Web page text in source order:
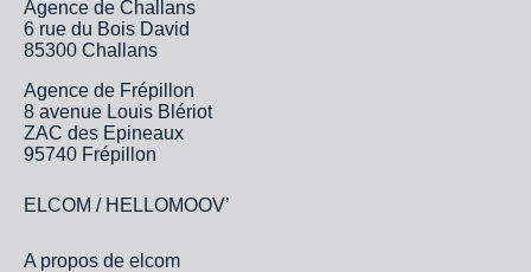
Agence de Challans
6 rue du Bois David
85300 Challans
Agence de Frépillon
8 avenue Louis Blériot
ZAC des Epineaux
95740 Frépillon
ELCOM / HELLOMOOV’
A propos de elcom